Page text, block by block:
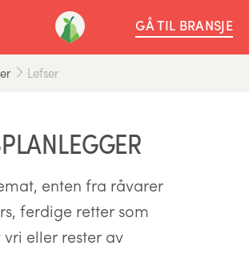
GÅ TIL BRANSJE
Lefser
enten fra råvarer
ferdige retter som
eller rester av